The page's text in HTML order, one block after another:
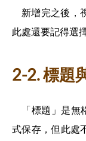
新增完之後，
此處還要記得選
2-2. 標題
「標題」是
式保存，但此處